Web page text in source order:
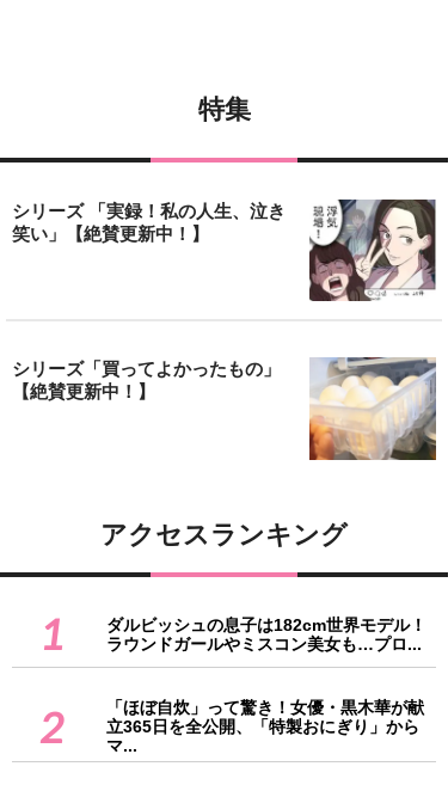
特集
シリーズ 「実録！私の人生、泣き
笑い」【絶賛更新中！】
シリーズ「買ってよかったもの」
【絶賛更新中！】
アクセスランキング
1
ダルビッシュの息子は182cm世界モデル！
ラウンドガールやミスコン美女も…プロ...
2
「ほぼ自炊」って驚き！女優・黒木華が献
立365日を全公開、「特製おにぎり」から
マ...